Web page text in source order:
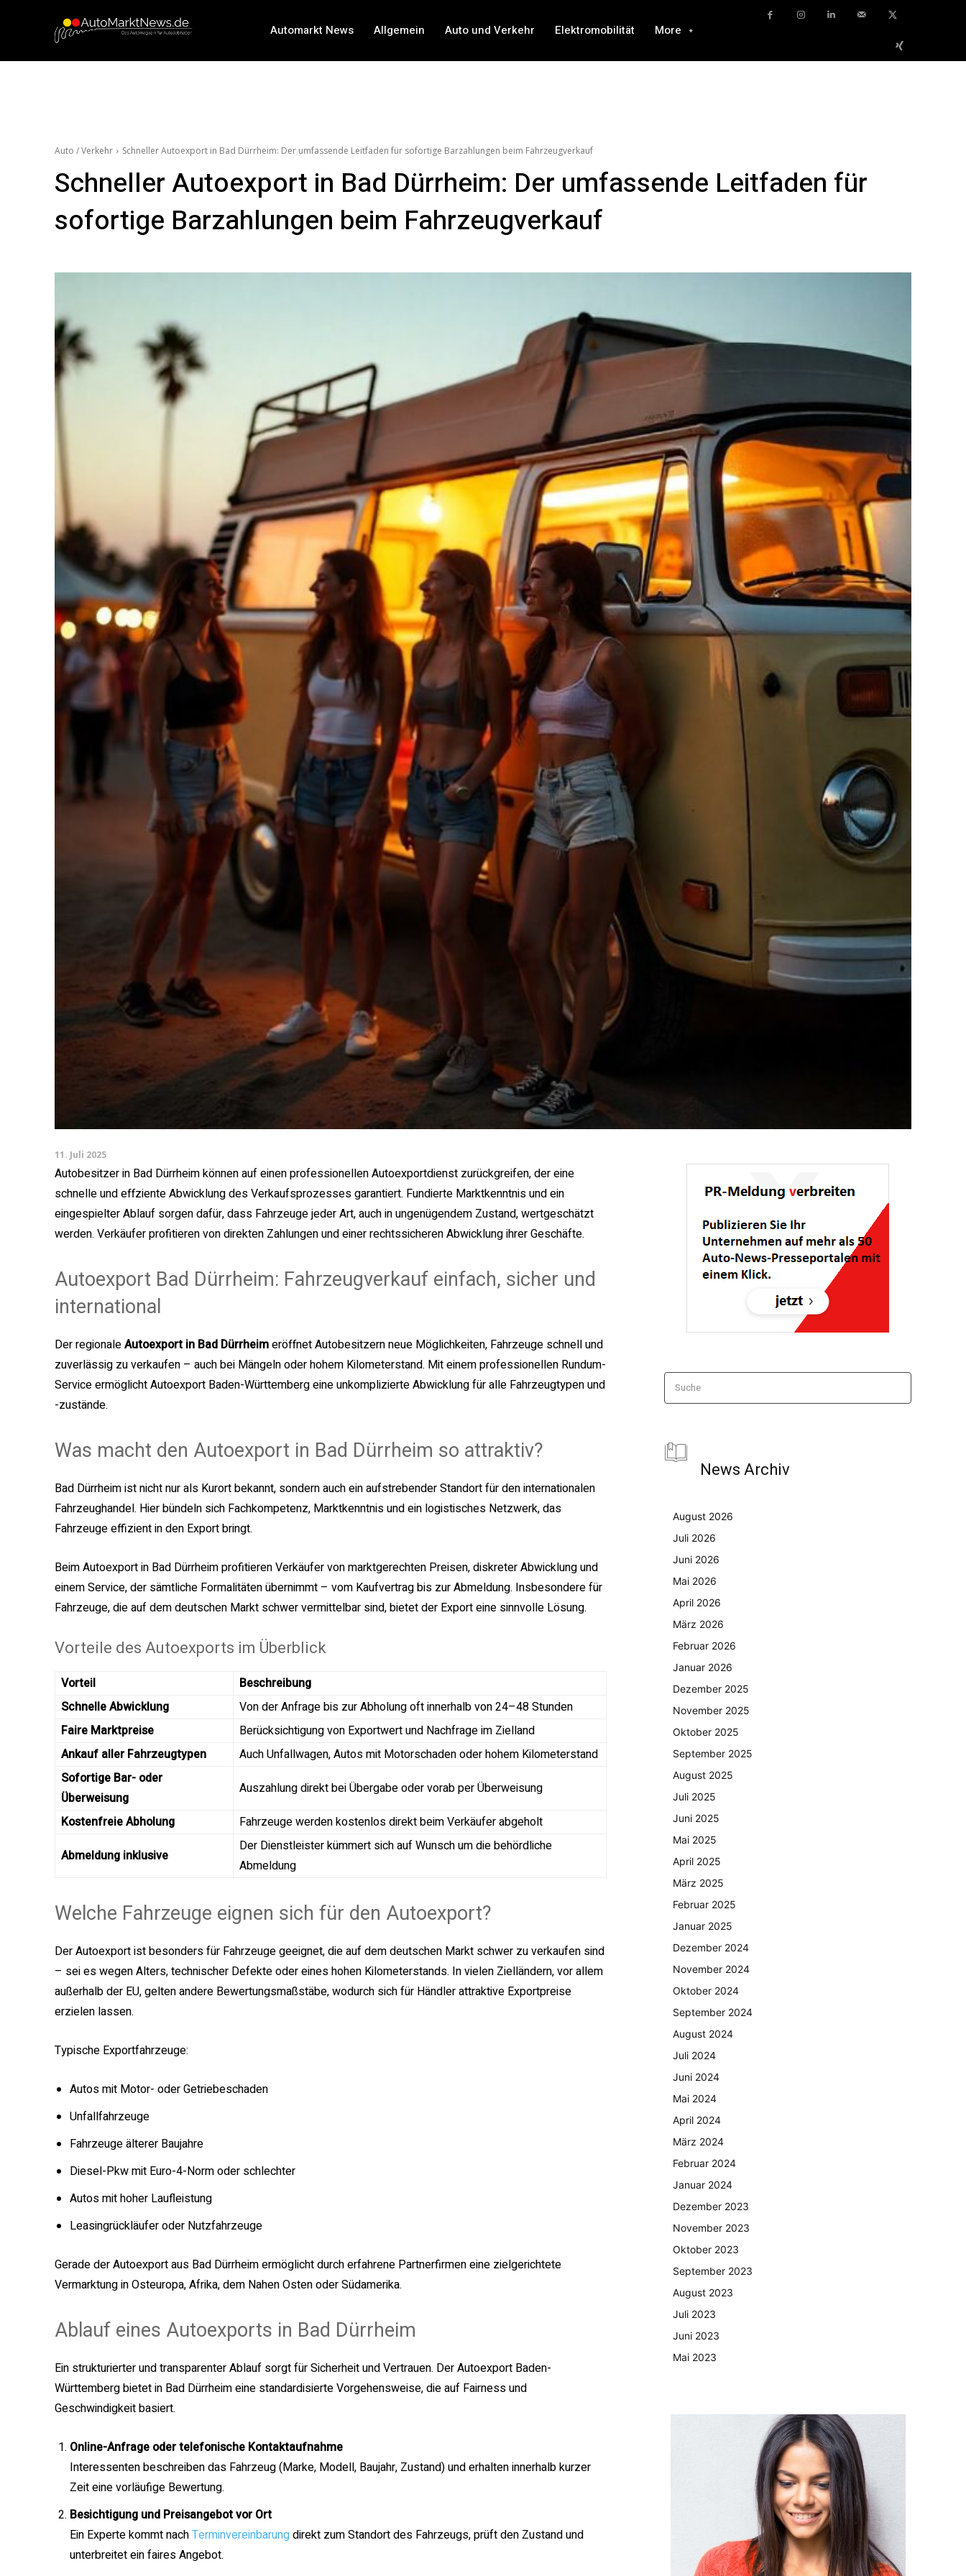
Automarkt News Allgemein Auto und Verkehr Elektromobilität More
Auto / Verkehr Schneller Autoexport in Bad Dürrheim: Der umfassende Leitfaden für sofortige Barzahlungen beim Fahrzeugverkauf
Schneller Autoexport in Bad Dürrheim: Der umfassende Leitfaden für
sofortige Barzahlungen beim Fahrzeugverkauf
11. Juli 2025
Autobesitzer in Bad Dürrheim können auf einen professionellen Autoexportdienst zurückgreifen, der eine
schnelle und effziente Abwicklung des Verkaufsprozesses garantiert. Fundierte Marktkenntnis und ein
eingespielter Ablauf sorgen dafür, dass Fahrzeuge jeder Art, auch in ungenügendem Zustand, wertgeschätzt
werden. Verkäufer profitieren von direkten Zahlungen und einer rechtssicheren Abwicklung ihrer Geschäfte.
Autoexport Bad Dürrheim: Fahrzeugverkauf einfach, sicher und
international
Der regionaleAutoexport in Bad Dürrheimeröffnet Autobesitzern neue Möglichkeiten, Fahrzeuge schnell und
zuverlässig zu verkaufen – auch bei Mängeln oder hohem Kilometerstand. Mit einem professionellen Rundum-
Service ermöglicht Autoexport Baden-Württemberg eine unkomplizierte Abwicklung für alle Fahrzeugtypen und
-zustände.
Was macht den Autoexport in Bad Dürrheim so attraktiv?
Bad Dürrheim ist nicht nur als Kurort bekannt, sondern auch ein aufstrebender Standort für den internationalen
Fahrzeughandel. Hier bündeln sich Fachkompetenz, Marktkenntnis und ein logistisches Netzwerk, das
Fahrzeuge effizient in den Export bringt.
Beim Autoexport in Bad Dürrheim profitieren Verkäufer von marktgerechten Preisen, diskreter Abwicklung und
einem Service, der sämtliche Formalitäten übernimmt – vom Kaufvertrag bis zur Abmeldung. Insbesondere für
Fahrzeuge, die auf dem deutschen Markt schwer vermittelbar sind, bietet der Export eine sinnvolle Lösung.
Vorteile des Autoexports im Überblick
Vorteil
Beschreibung
Schnelle Abwicklung
Von der Anfrage bis zur Abholung oft innerhalb von 24–48 Stunden
Faire Marktpreise
Berücksichtigung von Exportwert und Nachfrage im Zielland
Ankauf aller Fahrzeugtypen
Auch Unfallwagen, Autos mit Motorschaden oder hohem Kilometerstand
Sofortige Bar- oder
Überweisung
Auszahlung direkt bei Übergabe oder vorab per Überweisung
Kostenfreie Abholung
Fahrzeuge werden kostenlos direkt beim Verkäufer abgeholt
Abmeldung inklusive
Der Dienstleister kümmert sich auf Wunsch um die behördliche
Abmeldung
Welche Fahrzeuge eignen sich für den Autoexport?
Der Autoexport ist besonders für Fahrzeuge geeignet, die auf dem deutschen Markt schwer zu verkaufen sind
– sei es wegen Alters, technischer Defekte oder eines hohen Kilometerstands. In vielen Zielländern, vor allem
außerhalb der EU, gelten andere Bewertungsmaßstäbe, wodurch sich für Händler attraktive Exportpreise
erzielen lassen.
Typische Exportfahrzeuge:
Autos mit Motor- oder Getriebeschaden
Unfallfahrzeuge
Fahrzeuge älterer Baujahre
Diesel-Pkw mit Euro-4-Norm oder schlechter
Autos mit hoher Laufleistung
Leasingrückläufer oder Nutzfahrzeuge
Gerade der Autoexport aus Bad Dürrheim ermöglicht durch erfahrene Partnerfirmen eine zielgerichtete
Vermarktung in Osteuropa, Afrika, dem Nahen Osten oder Südamerika.
Ablauf eines Autoexports in Bad Dürrheim
Ein strukturierter und transparenter Ablauf sorgt für Sicherheit und Vertrauen. Der Autoexport Baden-
Württemberg bietet in Bad Dürrheim eine standardisierte Vorgehensweise, die auf Fairness und
Geschwindigkeit basiert.
Online-Anfrage oder telefonische Kontaktaufnahme
Interessenten beschreiben das Fahrzeug (Marke, Modell, Baujahr, Zustand) und erhalten innerhalb kurzer
Zeit eine vorläufige Bewertung.
Besichtigung und Preisangebot vor Ort
Ein Experte kommt nachTerminvereinbarungdirekt zum Standort des Fahrzeugs, prüft den Zustand und
unterbreitet ein faires Angebot.
Suche
News Archiv
August 2026
Juli 2026
Juni 2026
Mai 2026
April 2026
März 2026
Februar 2026
Januar 2026
Dezember 2025
November 2025
Oktober 2025
September 2025
August 2025
Juli 2025
Juni 2025
Mai 2025
April 2025
März 2025
Februar 2025
Januar 2025
Dezember 2024
November 2024
Oktober 2024
September 2024
August 2024
Juli 2024
Juni 2024
Mai 2024
April 2024
März 2024
Februar 2024
Januar 2024
Dezember 2023
November 2023
Oktober 2023
September 2023
August 2023
Juli 2023
Juni 2023
Mai 2023